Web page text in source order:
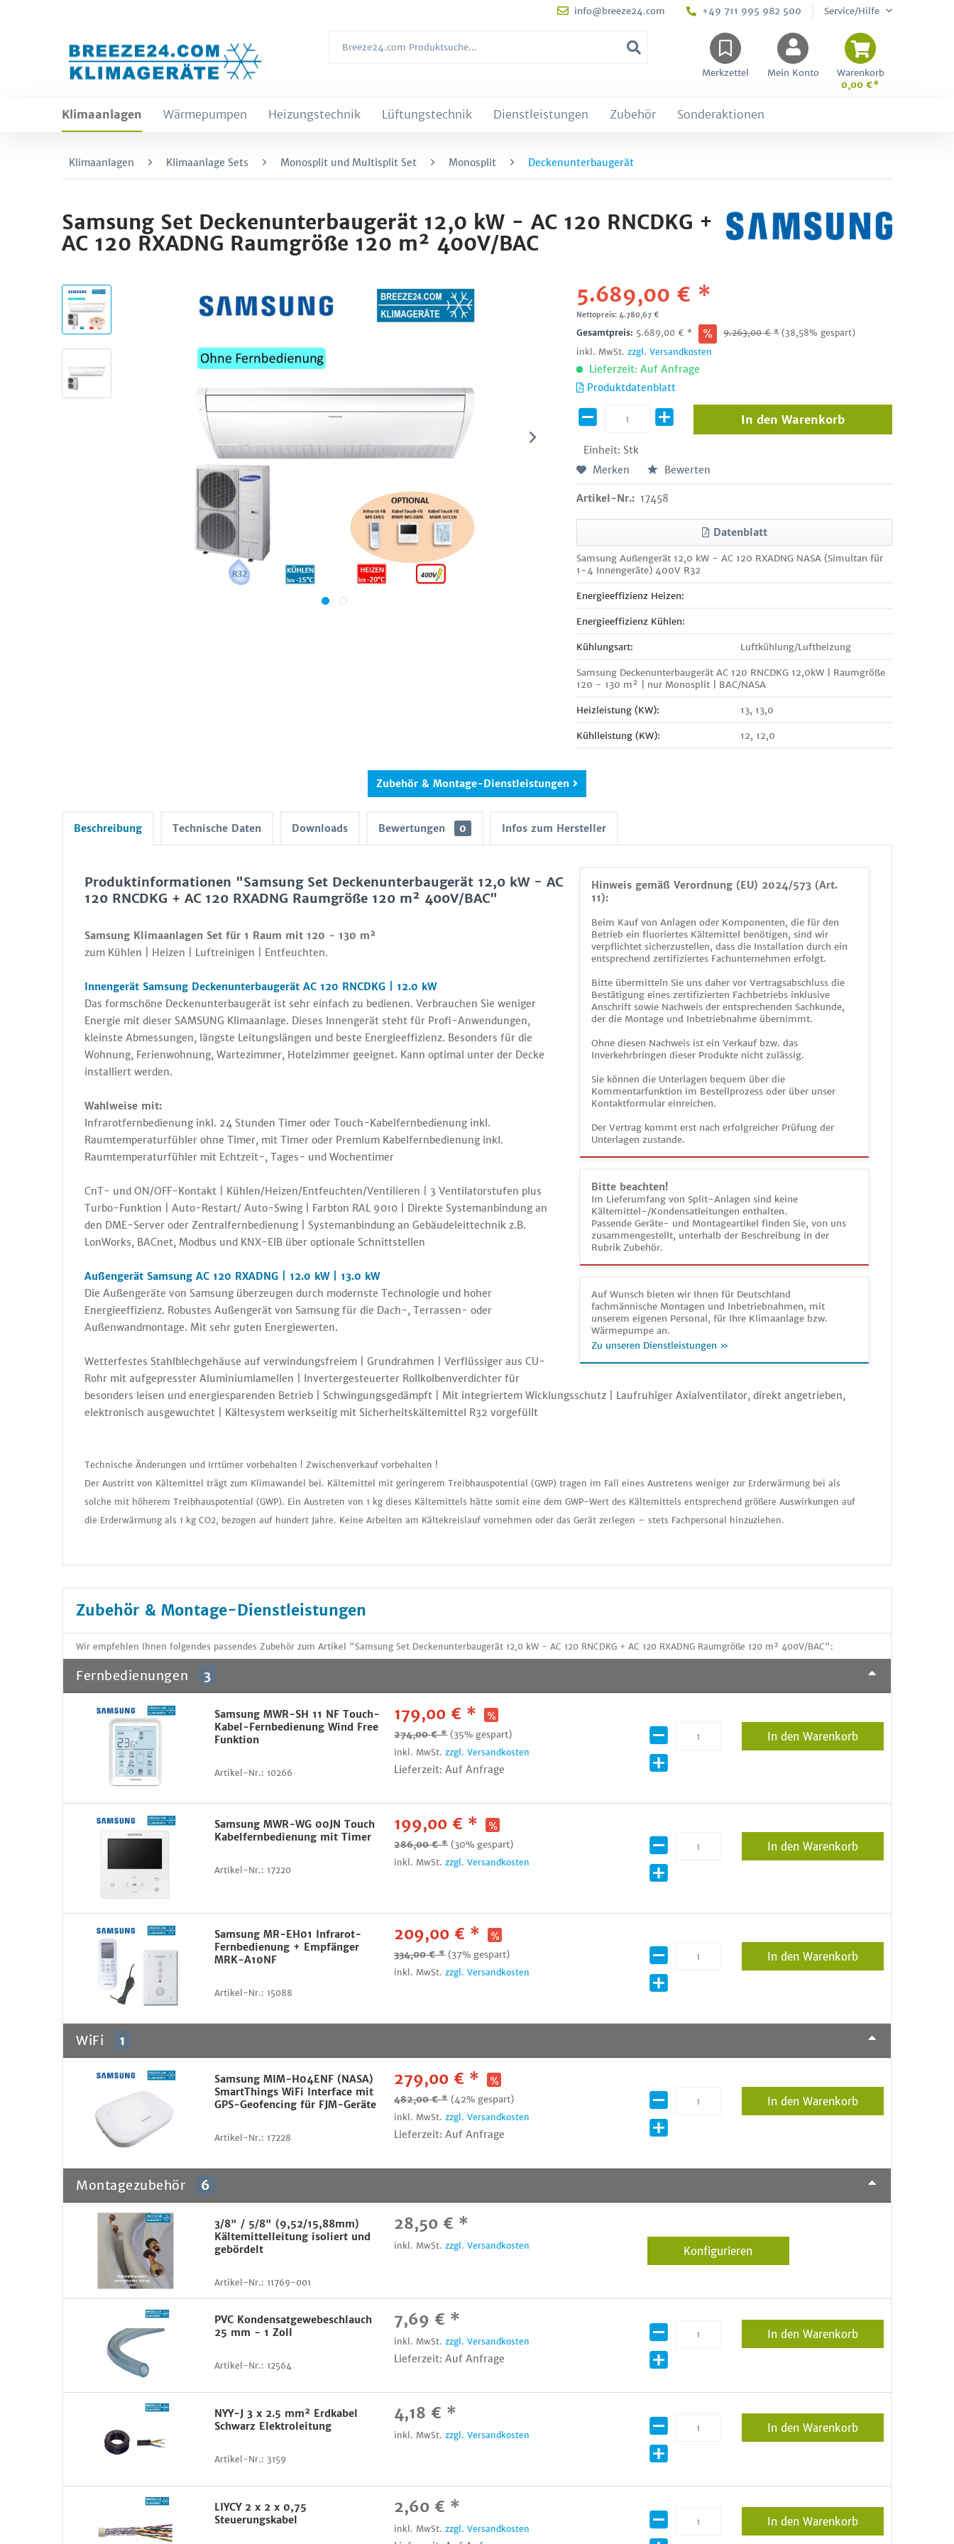
info@breeze24.com +49 711 995 982 500 Service/Hilfe
Merkzettel Mein Konto
Warenkorb
0,00 €*
Klimaanlagen Wärmepumpen Heizungstechnik Lüftungstechnik Dienstleistungen Zubehör Sonderaktionen
Klimaanlagen Klimaanlage Sets Monosplit und Multisplit Set Monosplit Deckenunterbaugerät
Samsung Set Deckenunterbaugerät 12,0 kW - AC 120 RNCDKG +
AC 120 RXADNG Raumgröße 120 m² 400V/BAC
5.689,00 € *
Nettopreis: 4.780,67 €
Gesamtpreis: 5.689,00 € * 9.263,00€ * (38,58% gespart)
inkl. MwSt.zzgl. Versandkosten
Lieferzeit: Auf Anfrage
Produktdatenblatt
Einheit: Stk
In den Warenkorb
Merken Bewerten
Artikel-Nr.: 17458
Datenblatt
Samsung Außengerät 12,0 kW - AC 120 RXADNG NASA (Simultan für
1-4 Innengeräte) 400V R32
Energieeffizienz Heizen:
Energieeffizienz Kühlen:
Kühlungsart: Luftkühlung/Luftheizung
Samsung Deckenunterbaugerät AC 120 RNCDKG 12,0kW | Raumgröße
120 - 130 m² | nur Monosplit | BAC/NASA
Heizleistung (KW): 13, 13,0
Kühlleistung (KW): 12, 12,0
Zubehör & Montage-Dienstleistungen
Beschreibung Technische Daten Downloads Bewertungen 0 Infos zum Hersteller
Hinweis gemäß Verordnung (EU) 2024/573 (Art.
11):
Beim Kauf von Anlagen oder Komponenten, die für den
Betrieb ein fluoriertes Kältemittel benötigen, sind wir
verpflichtet sicherzustellen, dass die Installation durch ein
entsprechend zertifiziertes Fachunternehmen erfolgt.
Bitte übermitteln Sie uns daher vor Vertragsabschluss die
Bestätigung eines zertifizierten Fachbetriebs inklusive
Anschrift sowie Nachweis der entsprechenden Sachkunde,
der die Montage und Inbetriebnahme übernimmt.
Ohne diesen Nachweis ist ein Verkauf bzw. das
Inverkehrbringen dieser Produkte nicht zulässig.
Sie können die Unterlagen bequem über die
Kommentarfunktion im Bestellprozess oder über unser
Kontaktformular einreichen.
Der Vertrag kommt erst nach erfolgreicher Prüfung der
Unterlagen zustande.
Bitte beachten!
Im Lieferumfang von Split-Anlagen sind keine
Kältemittel-/Kondensatleitungen enthalten.
Passende Geräte- und Montageartikel finden Sie, von uns
zusammengestellt, unterhalb der Beschreibung in der
Rubrik Zubehör.
Auf Wunsch bieten wir Ihnen für Deutschland
fachmännische Montagen und Inbetriebnahmen, mit
unserem eigenen Personal, für Ihre Klimaanlage bzw.
Wärmepumpe an.
Zu unseren Dienstleistungen »
Produktinformationen "Samsung Set Deckenunterbaugerät 12,0 kW - AC
120 RNCDKG + AC 120 RXADNG Raumgröße 120 m² 400V/BAC"
Samsung Klimaanlagen Set für 1 Raum mit 120 - 130 m²
zum Kühlen | Heizen | Luftreinigen | Entfeuchten.
Innengerät Samsung Deckenunterbaugerät AC 120 RNCDKG | 12.0 kW
Das formschöne Deckenunterbaugerät ist sehr einfach zu bedienen. Verbrauchen Sie weniger
Energie mit dieser SAMSUNG Klimaanlage. Dieses Innengerät steht für Profi-Anwendungen,
kleinste Abmessungen, längste Leitungslängen und beste Energieeffizienz. Besonders für die
Wohnung, Ferienwohnung, Wartezimmer, Hotelzimmer geeignet. Kann optimal unter der Decke
installiert werden.
Wahlweise mit:
Infrarotfernbedienung inkl. 24 Stunden Timer oder Touch-Kabelfernbedienung inkl.
Raumtemperaturfühler ohne Timer, mit Timer oder Premium Kabelfernbedienung inkl.
Raumtemperaturfühler mit Echtzeit-, Tages- und Wochentimer
CnT- und ON/OFF-Kontakt | Kühlen/Heizen/Entfeuchten/Ventilieren | 3 Ventilatorstufen plus
Turbo-Funktion | Auto-Restart/ Auto-Swing | Farbton RAL 9010 | Direkte Systemanbindung an
den DME-Server oder Zentralfernbedienung | Systemanbindung an Gebäudeleittechnik z.B.
LonWorks, BACnet, Modbus und KNX-EIB über optionale Schnittstellen
Außengerät Samsung AC 120 RXADNG | 12.0 kW | 13.0 kW
Die Außengeräte von Samsung überzeugen durch modernste Technologie und hoher
Energieeffizienz. Robustes Außengerät von Samsung für die Dach-, Terrassen- oder
Außenwandmontage. Mit sehr guten Energiewerten.
Wetterfestes Stahlblechgehäuse auf verwindungsfreiem | Grundrahmen | Verflüssiger aus CU-
Rohr mit aufgepresster Aluminiumlamellen | Invertergesteuerter Rollkolbenverdichter für
besonders leisen und energiesparenden Betrieb | Schwingungsgedämpft | Mit integriertem Wicklungsschutz | Laufruhiger Axialventilator, direkt angetrieben,
elektronisch ausgewuchtet | Kältesystem werkseitig mit Sicherheitskältemittel R32 vorgefüllt
Technische Änderungen und Irrtümer vorbehalten ! Zwischenverkauf vorbehalten !
Der Austritt von Kältemittel trägt zum Klimawandel bei. Kältemittel mit geringerem Treibhauspotential (GWP) tragen im Fall eines Austretens weniger zur Erderwärmung bei als
solche mit höherem Treibhauspotential (GWP). Ein Austreten von 1 kg dieses Kältemittels hätte somit eine dem GWP-Wert des Kältemittels entsprechend größere Auswirkungen auf
die Erderwärmung als 1 kg CO2, bezogen auf hundert Jahre. Keine Arbeiten am Kältekreislauf vornehmen oder das Gerät zerlegen – stets Fachpersonal hinzuziehen.
Zubehör & Montage-Dienstleistungen
Wir empfehlen Ihnen folgendes passendes Zubehör zum Artikel "Samsung Set Deckenunterbaugerät 12,0 kW - AC 120 RNCDKG + AC 120 RXADNG Raumgröße 120 m² 400V/BAC":
Fernbedienungen 3
Samsung MWR-SH 11 NF Touch-
Kabel-Fernbedienung Wind Free
Funktion
Artikel-Nr.: 10266
179,00 € *
274,00 € * (35% gespart)
inkl. MwSt.zzgl. Versandkosten
Lieferzeit: Auf Anfrage
In den Warenkorb
Samsung MWR-WG 00JN Touch
Kabelfernbedienung mit Timer
Artikel-Nr.: 17220
199,00 € *
286,00 € * (30% gespart)
inkl. MwSt.zzgl. Versandkosten
In den Warenkorb
Samsung MR-EH01 Infrarot-
Fernbedienung + Empfänger
MRK-A10NF
Artikel-Nr.: 15088
209,00 € *
334,00 € * (37% gespart)
inkl. MwSt.zzgl. Versandkosten
In den Warenkorb
WiFi 1
Samsung MIM-H04ENF (NASA)
SmartThings WiFi Interface mit
GPS-Geofencing für FJM-Geräte
Artikel-Nr.: 17228
279,00 € *
482,00 € * (42% gespart)
inkl. MwSt.zzgl. Versandkosten
Lieferzeit: Auf Anfrage
In den Warenkorb
Montagezubehör 6
3/8" / 5/8" (9,52/15,88mm)
Kältemittelleitung isoliert und
gebördelt
Artikel-Nr.: 11769-001
28,50 € *
inkl. MwSt.zzgl. Versandkosten Konfigurieren
PVC Kondensatgewebeschlauch
25 mm - 1 Zoll
Artikel-Nr.: 12564
7,69 € *
inkl. MwSt.zzgl. Versandkosten
Lieferzeit: Auf Anfrage
In den Warenkorb
NYY-J 3 x 2.5 mm² Erdkabel
Schwarz Elektroleitung
Artikel-Nr.: 3159
4,18 € *
inkl. MwSt.zzgl. Versandkosten
In den Warenkorb
LIYCY 2 x 2 x 0,75
Steuerungskabel
2,60 € *
inkl. MwSt.zzgl. Versandkosten
In den Warenkorb